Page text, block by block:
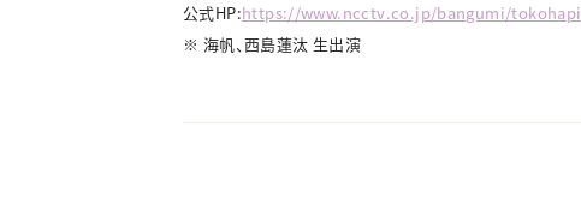
公式HP:https://www.ncctv.co.jp/bangumi/tokohapi
※ 海帆、西島蓮汰 生出演